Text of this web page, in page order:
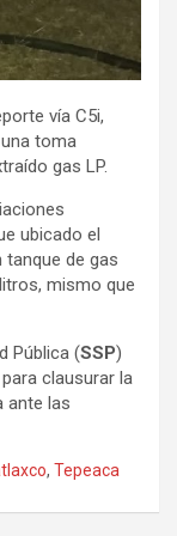
vía C5i,
toma
gas LP.
ubicado el
tanque de gas
mismo que
Pública (SSP)
para clausurar la
ante las
, Tepeaca